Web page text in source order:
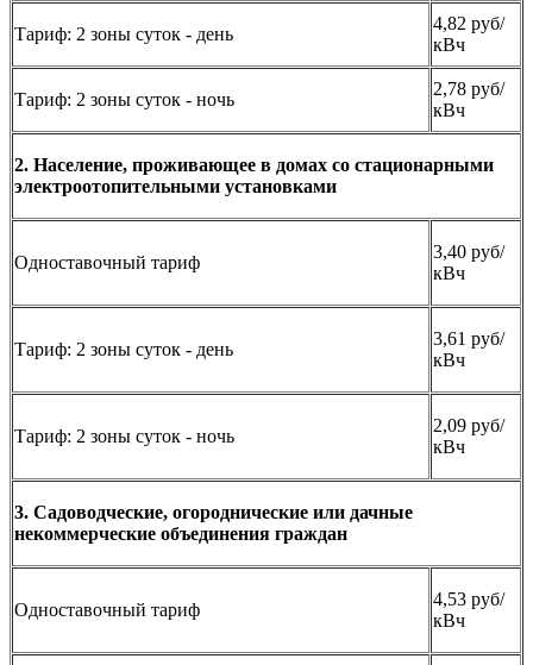
Тариф: 2 зоны суток - день
4,82 руб/
кВч
Тариф: 2 зоны суток - ночь
2,78 руб/
кВч
2. Население, проживающее в домах со стационарными
электроотопительными установками
Одноставочный тариф
3,40 руб/
кВч
Тариф: 2 зоны суток - день
3,61 руб/
кВч
Тариф: 2 зоны суток - ночь
2,09 руб/
кВч
3. Садоводческие, огороднические или дачные
некоммерческие объединения граждан
Одноставочный тариф
4,53 руб/
кВч